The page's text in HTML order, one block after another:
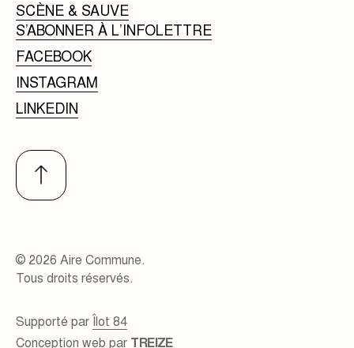
SCÈNE & SAUVE
S’ABONNER À L’INFOLETTRE
FACEBOOK
INSTAGRAM
LINKEDIN
© 2026 Aire Commune.
Tous droits réservés.
Supporté parÎlot 84
Conception web par TREIZE